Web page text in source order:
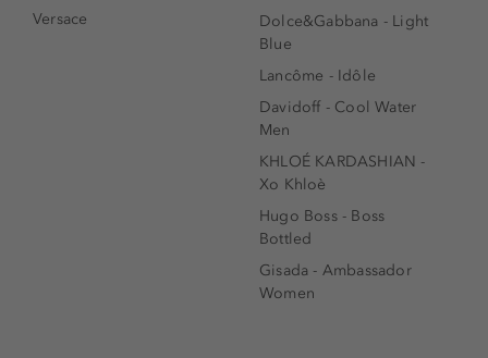
Versace
Dolce&Gabbana - Light
Blue
Lancôme - Idôle
Davidoff - Cool Water
Men
KHLOÉ KARDASHIAN -
Xo Khloè
Hugo Boss - Boss
Bottled
Gisada - Ambassador
Women